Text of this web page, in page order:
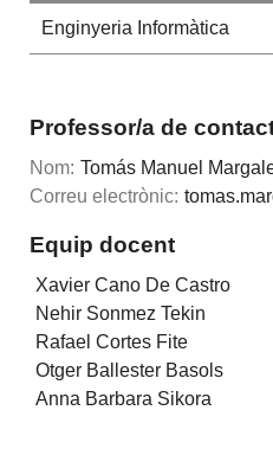
Enginyeria Informàtica
Professor/a de
Nom: Tomás Manuel
Correu electrònic:
Equip docent
Xavier Cano De Castro
Nehir Sonmez Tekin
Rafael Cortes Fite
Otger Ballester Basols
Anna Barbara Sikora